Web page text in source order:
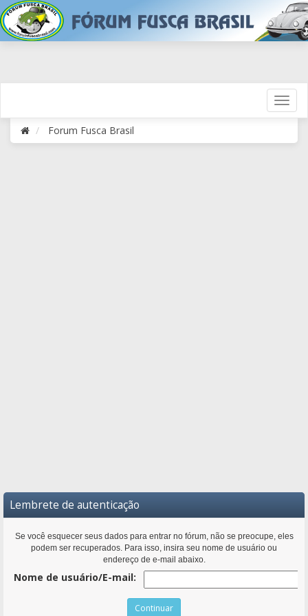
Forum Fusca Brasil
Lembrete de autenticação
Se você esquecer seus dados para entrar no fórum, não se preocupe, eles
podem ser recuperados. Para isso, insira seu nome de usuário ou
endereço de e-mail abaixo.
Nome de usuário/E-mail: